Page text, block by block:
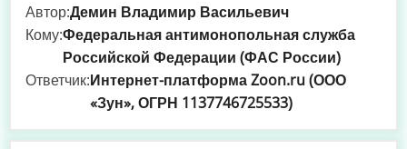
Автор:Демин Владимир Васильевич
Кому:Федеральная антимонопольная служба
Российской Федерации (ФАС России)
Ответчик:Интернет-платформа Zoon.ru (ООО
«Зун», ОГРН 1137746725533)